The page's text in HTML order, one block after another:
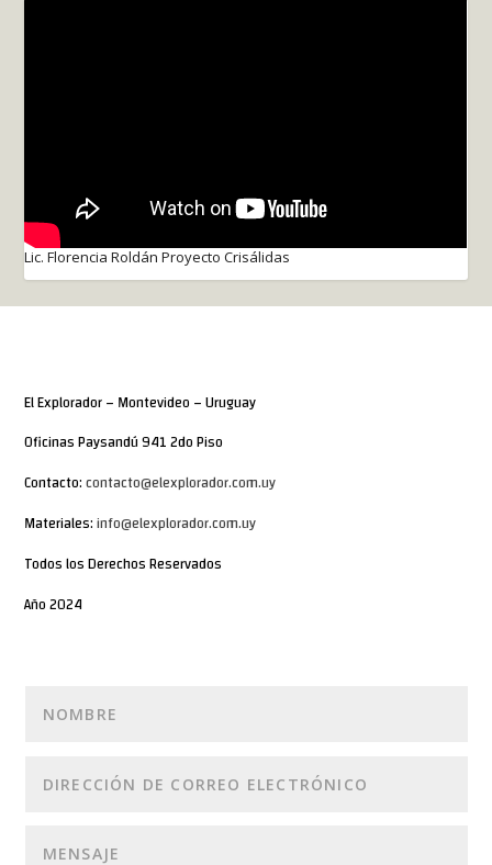
Lic. Florencia Roldán Proyecto Crisálidas
El Explorador – Montevideo – Uruguay
Oficinas Paysandú 941 2do Piso
Contacto:contacto@elexplorador.com.uy
Materiales:info@elexplorador.com.uy
Todos los Derechos Reservados
Año 2024